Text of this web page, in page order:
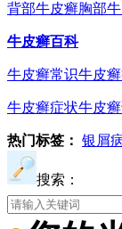
背部牛皮癣胸部
牛皮癣百科
牛皮癣常识牛皮
牛皮癣症状牛皮
热门标签： 银屑
搜索：